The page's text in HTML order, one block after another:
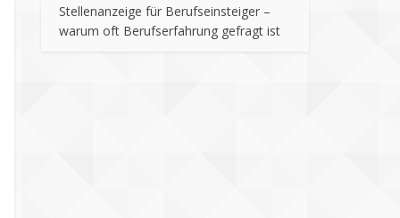
Stellenanzeige für Berufseinsteiger –
warum oft Berufserfahrung gefragt ist